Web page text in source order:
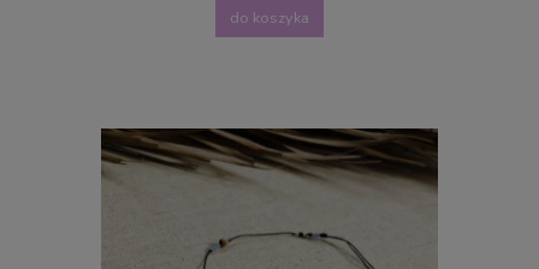
do koszyka